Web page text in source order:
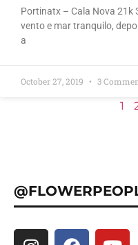
Portinatx – Cala Nova 21k
vento e mar tranquilo,
a
October 27, 2019 3
1